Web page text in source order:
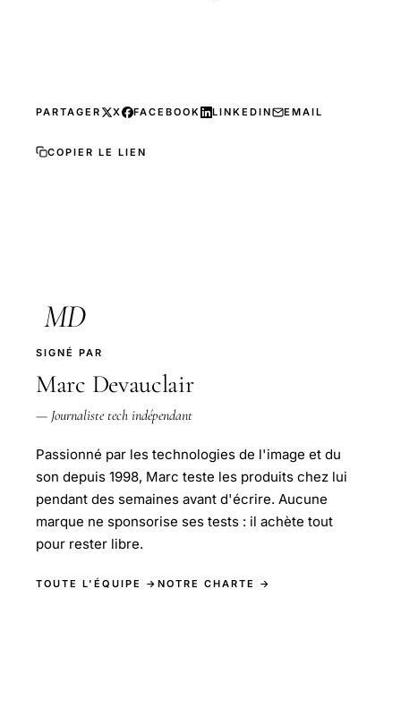
PARTAGER X FACEBOOK LINKEDIN EMAIL
COPIER LE LIEN
MD
SIGNÉ PAR
Marc Devauclair
— Journaliste tech indépendant
Passionné par les technologies de l'image et du
son depuis 1998, Marc teste les produits chez lui
pendant des semaines avant d'écrire. Aucune
marque ne sponsorise ses tests : il achète tout
pour rester libre.
TOUTE L'ÉQUIPE → NOTRE CHARTE →